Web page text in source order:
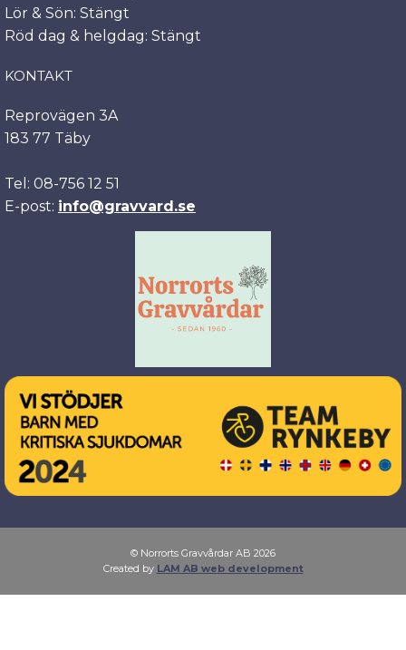
Lör & Sön: Stängt
Röd dag & helgdag: Stängt
KONTAKT
Reprovägen 3A
183 77 Täby
Tel: 08-756 12 51
E-post: info@gravvard.se
© Norrorts Gravvårdar AB 2026
Created by LAM AB web development